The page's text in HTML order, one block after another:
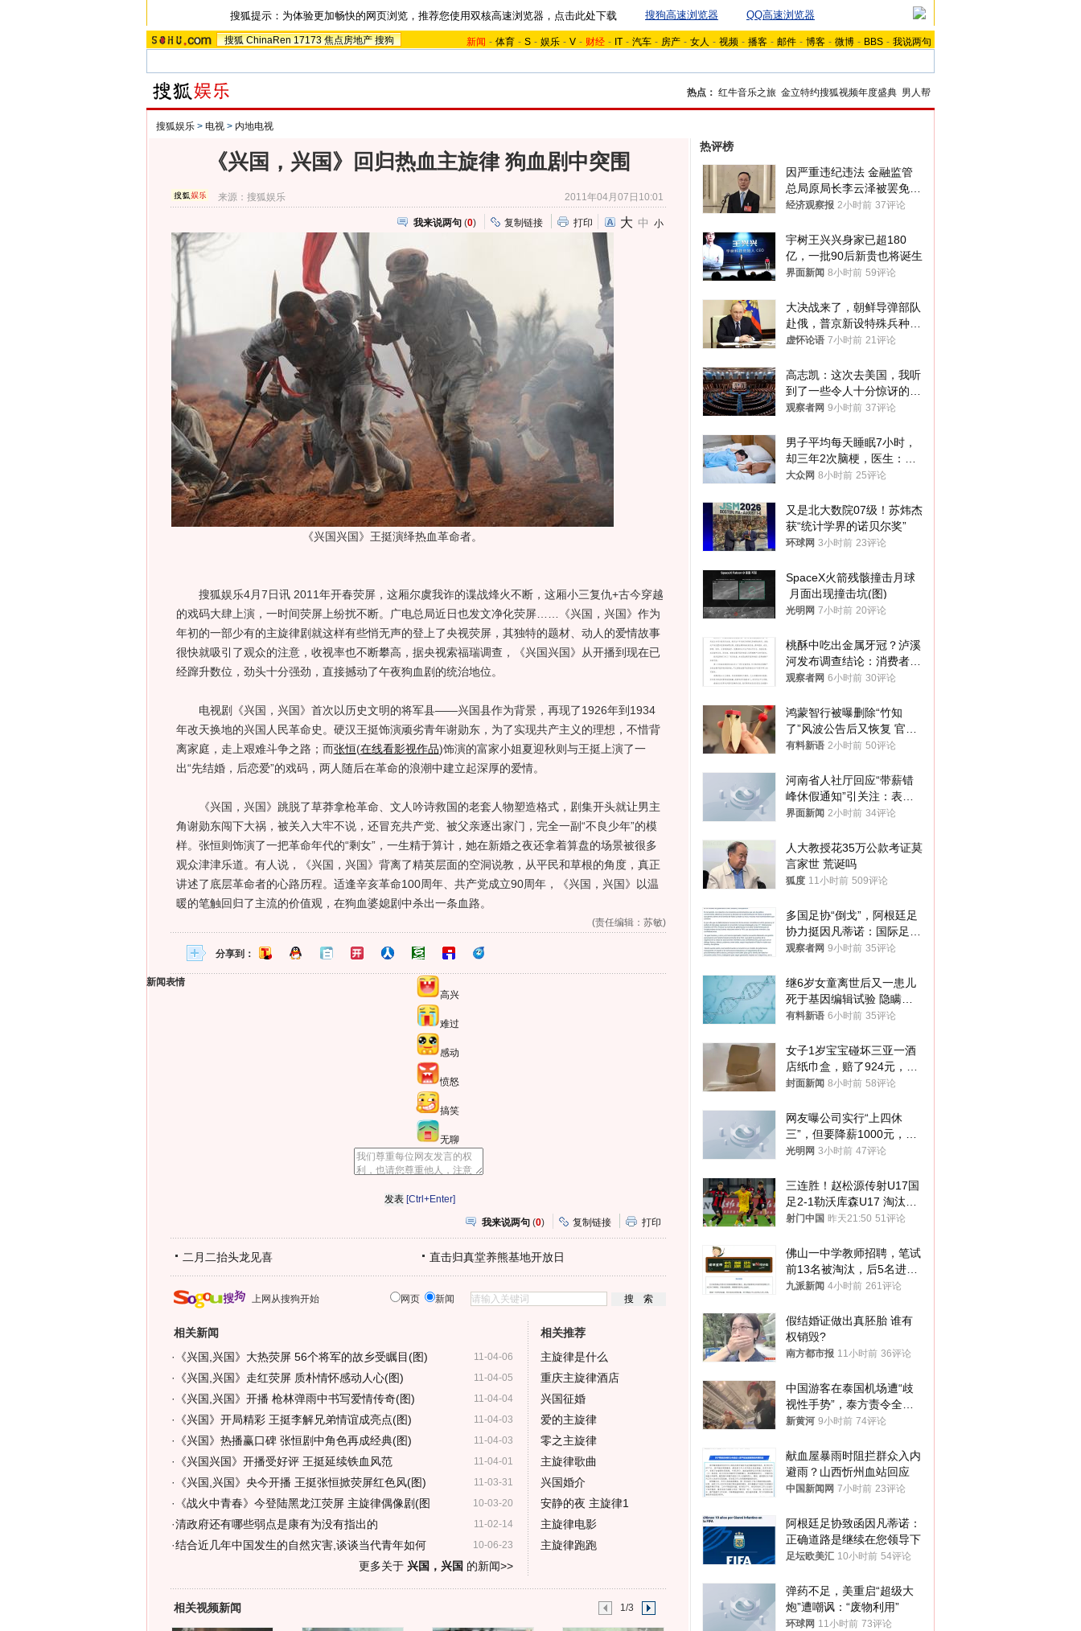
搜狐提示：为体验更加畅快的网页浏览，推荐您使用双核高速浏览器，点击此处下载 搜狗高速浏览器 QQ高速浏览器
搜狐 ChinaRen 17173 焦点房地产 搜狗 新闻 - 体育 - S - 娱乐 - V - 财经 - IT - 汽车 - 房产 - 女人 - 视频 - 播客 - 邮件 - 博客 - 微博 - BBS - 我说两句
热点： 红牛音乐之旅 金立特约搜狐视频年度盛典 男人帮
搜狐娱乐 > 电视 > 内地电视
《兴国，兴国》回归热血主旋律 狗血剧中突围
来源：搜狐娱乐 2011年04月07日10:01
我来说两句 (0) 复制链接 打印 大 中 小
《兴国兴国》王挺演绎热血革命者。
搜狐娱乐4月7日讯 2011年开春荧屏，这厢尔虞我诈的谍战烽火不断，这厢小三复仇+古今穿越
的戏码大肆上演，一时间荧屏上纷扰不断。广电总局近日也发文净化荧屏……《兴国，兴国》作为
年初的一部少有的主旋律剧就这样有些悄无声的登上了央视荧屏，其独特的题材、动人的爱情故事
很快就吸引了观众的注意，收视率也不断攀高，据央视索福瑞调查，《兴国兴国》从开播到现在已
经蹿升数位，劲头十分强劲，直接撼动了午夜狗血剧的统治地位。
电视剧《兴国，兴国》首次以历史文明的将军县——兴国县作为背景，再现了1926年到1934
年改天换地的兴国人民革命史。硬汉王挺饰演顽劣青年谢勋东，为了实现共产主义的理想，不惜背
离家庭，走上艰难斗争之路；而张恒(在线看影视作品)饰演的富家小姐夏迎秋则与王挺上演了一
出“先结婚，后恋爱”的戏码，两人随后在革命的浪潮中建立起深厚的爱情。
《兴国，兴国》跳脱了草莽拿枪革命、文人吟诗救国的老套人物塑造格式，剧集开头就让男主
角谢勋东闯下大祸，被关入大牢不说，还冒充共产党、被父亲逐出家门，完全一副“不良少年”的模
样。张恒则饰演了一把革命年代的“剩女”，一生精于算计，她在新婚之夜还拿着算盘的场景被很多
观众津津乐道。有人说，《兴国，兴国》背离了精英层面的空洞说教，从平民和草根的角度，真正
讲述了底层革命者的心路历程。适逢辛亥革命100周年、共产党成立90周年，《兴国，兴国》以温
暖的笔触回归了主流的价值观，在狗血婆媳剧中杀出一条血路。
(责任编辑：苏敏)
分享到：
新闻表情
高兴
难过
感动
愤怒
搞笑
无聊
[Ctrl+Enter]
我来说两句 (0) 复制链接 打印
二月二抬头龙见喜 直击归真堂养熊基地开放日
上网从搜狗开始 网页 新闻
相关新闻
11-04-06
· 《兴国,兴国》大热荧屏 56个将军的故乡受瞩目(图)
11-04-05
· 《兴国,兴国》走红荧屏 质朴情怀感动人心(图)
11-04-04
· 《兴国,兴国》开播 枪林弹雨中书写爱情传奇(图)
11-04-03
· 《兴国》开局精彩 王挺李解兄弟情谊成亮点(图)
11-04-03
· 《兴国》热播赢口碑 张恒剧中角色再成经典(图)
11-04-01
· 《兴国兴国》开播受好评 王挺延续铁血风范
11-03-31
· 《兴国,兴国》央今开播 王挺张恒掀荧屏红色风(图)
10-03-20
· 《战火中青春》今登陆黑龙江荧屏 主旋律偶像剧(图
11-02-14
·清政府还有哪些弱点是康有为没有指出的
10-06-23
·结合近几年中国发生的自然灾害,谈谈当代青年如何
更多关于 兴国，兴国 的新闻>>
相关推荐
主旋律是什么
重庆主旋律酒店
兴国征婚
爱的主旋律
零之主旋律
主旋律歌曲
兴国婚介
安静的夜 主旋律1
主旋律电影
主旋律跑跑
相关视频新闻 1/3
热评榜
因严重违纪违法 金融监管
总局原局长李云泽被罢免全
国人大代表
经济观察报 2小时前 37评论
宇树王兴兴身家已超180
亿，一批90后新贵也将诞生
界面新闻 8小时前 59评论
大决战来了，朝鲜导弹部队
赴俄，普京新设特殊兵种，
76岁老将扛旗
虚怀论语 7小时前 21评论
高志凯：这次去美国，我听
到了一些令人十分惊讶的消
息
观察者网 9小时前 37评论
男子平均每天睡眠7小时，
却三年2次脑梗，医生：这
样睡觉更伤身
大众网 8小时前 25评论
又是北大数院07级！苏炜杰
获“统计学界的诺贝尔奖”
环球网 3小时前 23评论
SpaceX火箭残骸撞击月球
月面出现撞击坑(图)
光明网 7小时前 20评论
桃酥中吃出金属牙冠？泸溪
河发布调查结论：消费者已
澄清，所发视频情况不属实
观察者网 6小时前 30评论
鸿蒙智行被曝删除“竹知
了”风波公告后又恢复 官媒
曾力挺：劝华为要大度的，
有料新语 2小时前 50评论
河南省人社厅回应“带薪错
峰休假通知”引关注：表述
不够准确，待修改后印发
界面新闻 2小时前 34评论
人大教授花35万公款考证莫
言家世 荒诞吗
狐度 11小时前 509评论
多国足协“倒戈”，阿根廷足
协力挺因凡蒂诺：国际足联
今后应继续在其领导下前行
观察者网 9小时前 35评论
继6岁女童离世后又一患儿
死于基因编辑试验 隐瞒一
年才对外披露
有料新语 6小时前 35评论
女子1岁宝宝碰坏三亚一酒
店纸巾盒，赔了924元，发
帖吐槽后酒店退还一半的
封面新闻 8小时前 58评论
网友曝公司实行“上四休
三”，但要降薪1000元，不
接受只能辞职
光明网 3小时前 47评论
三连胜！赵松源传射U17国
足2-1勒沃库森U17 淘汰赛
将战河床
射门中国 昨天21:50 51评论
佛山一中学教师招聘，笔试
前13名被淘汰，后5名进体
检，被疑萝卜岗，官方通
九派新闻 4小时前 261评论
假结婚证做出真胚胎 谁有
权销毁?
南方都市报 11小时前 36评论
中国游客在泰国机场遭“歧
视性手势”，泰方责令全面
调查，对责任人采取最严厉
新黄河 9小时前 74评论
献血屋暴雨时阻拦群众入内
避雨？山西忻州血站回应
中国新闻网 7小时前 23评论
阿根廷足协致函因凡蒂诺：
正确道路是继续在您领导下
足坛欧美汇 10小时前 54评论
弹药不足，美重启“超级大
炮”遭嘲讽：“废物利用”
环球网 11小时前 73评论